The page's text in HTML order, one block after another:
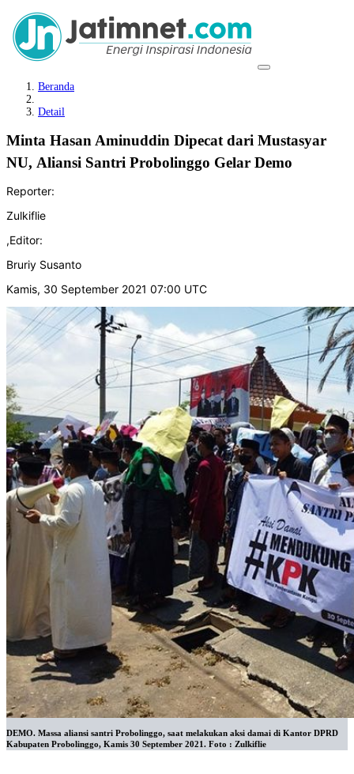
Beranda
Detail
Minta Hasan Aminuddin Dipecat dari Mustasyar
NU, Aliansi Santri Probolinggo Gelar Demo
Reporter:
Zulkiflie
,Editor:
Bruriy Susanto
Kamis, 30 September 2021 07:00 UTC
DEMO. Massa aliansi santri Probolinggo, saat melakukan aksi damai di Kantor DPRD
Kabupaten Probolinggo, Kamis 30 September 2021. Foto : Zulkiflie